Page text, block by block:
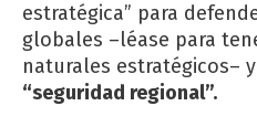
estratégica” para
globales –léase para
naturales estratégicos–
“seguridad regional”.